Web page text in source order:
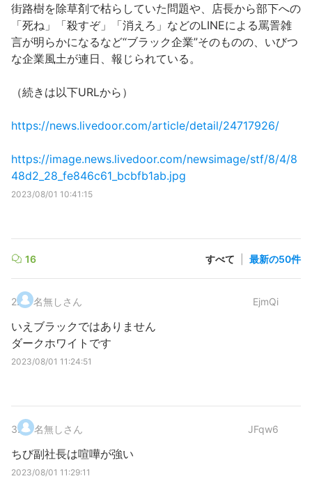
街路樹を除草剤で枯らしていた問題や、店長から部下への
「死ね」「殺すぞ」「消えろ」などのLINEによる罵詈雑
言が明らかになるなど“ブラック企業”そのものの、いびつ
な企業風土が連日、報じられている。
（続きは以下URLから）
https://news.livedoor.com/article/detail/24717926/
https://image.news.livedoor.com/newsimage/stf/8/4/8
48d2_28_fe846c61_bcbfb1ab.jpg
2023/08/01 10:41:15
16 すべて 最新の50件
2. 名無しさん EjmQi
いえブラックではありません
ダークホワイトです
2023/08/01 11:24:51
3. 名無しさん JFqw6
ちび副社長は喧嘩が強い
2023/08/01 11:29:11